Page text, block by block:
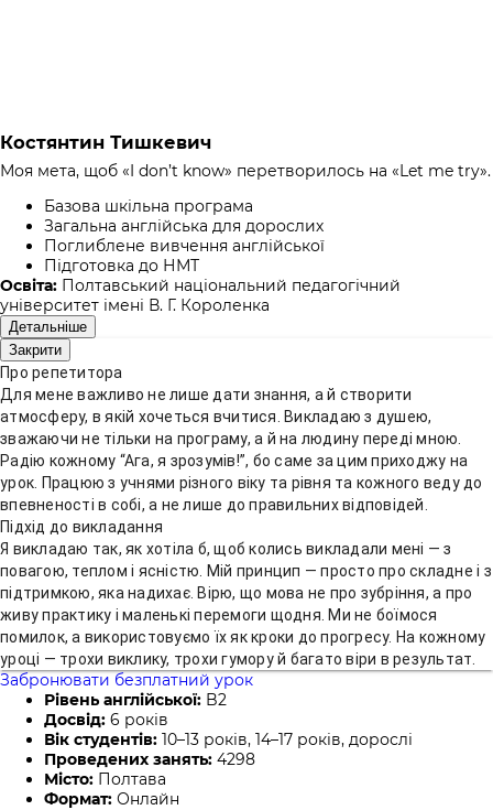
Костянтин Тишкевич
Моя мета, щоб «I don’t know» перетворилось на «Let me try».
Базова шкільна програма
Загальна англійська для дорослих
Поглиблене вивчення англійської
Підготовка до НМТ
Освіта: Полтавський національний педагогічний
університет імені В. Г. Короленка
Детальніше
Закрити
Про репетитора
Для мене важливо не лише дати знання, а й створити
атмосферу, в якій хочеться вчитися. Викладаю з душею,
зважаючи не тільки на програму, а й на людину переді мною.
Радію кожному “Ага, я зрозумів!”, бо саме за цим приходжу на
урок. Працюю з учнями різного віку та рівня та кожного веду до
впевненості в собі, а не лише до правильних відповідей.
Підхід до викладання
Я викладаю так, як хотіла б, щоб колись викладали мені — з
повагою, теплом і ясністю. Мій принцип — просто про складне і з
підтримкою, яка надихає. Вірю, що мова не про зубріння, а про
живу практику і маленькі перемоги щодня. Ми не боїмося
помилок, а використовуємо їх як кроки до прогресу. На кожному
уроці — трохи виклику, трохи гумору й багато віри в результат.
Забронювати безплатний урок
Рівень англійської: B2
Досвід: 6 років
Вік студентів: 10–13 років, 14–17 років, дорослі
Проведених занять: 4298
Місто: Полтава
Формат: Онлайн